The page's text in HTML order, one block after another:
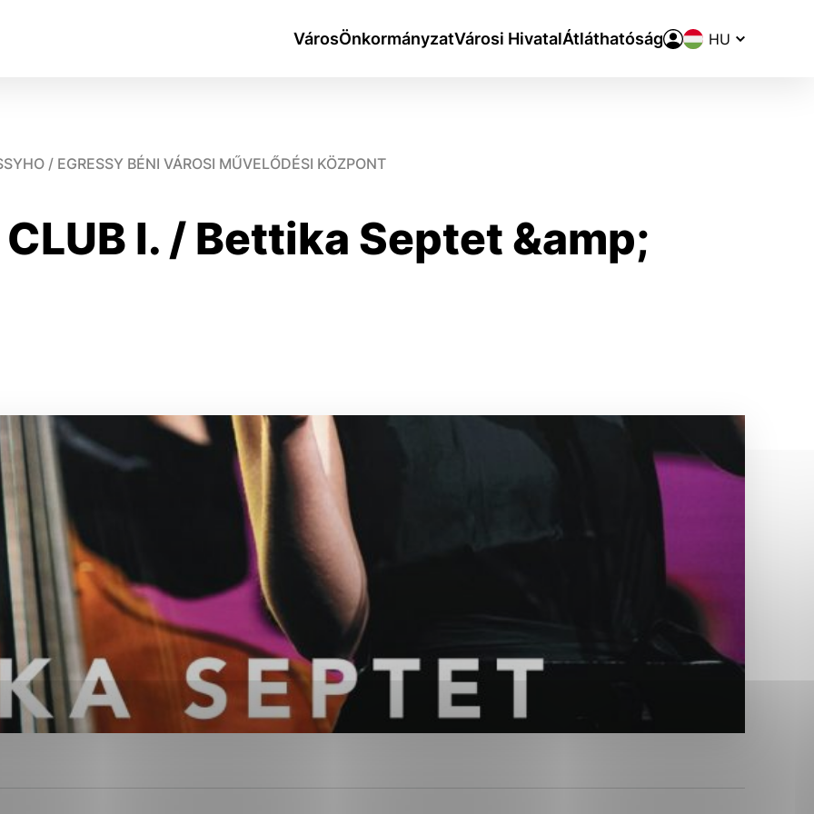
VárosÖnkormányzatVárosi HivatalÁtláthatóság Nyelvváltó
/ EGRESSY BÉNI VÁROSI MŰVELŐDÉSI KÖZPONT
CLUB I. / Bettika Septet &amp;
ktorú chcete povoliť
Analytické cookies
pre prevádzku nevyhnutné a pomáhajú urobiť webové stránky uplatniteľnými tým,
ako je navigácia na stránke a prístup k zabezpečeným oblastiam webovej
cookie nemôže web správne fungovať.
prevádzkovateľovi stránok pochopiť, ako návštevníci stránok stránku používajú,
a ponúknuť im lepšiu skúsenosť. Všetky dáta sa zbierajú anonymne a nie je
osobou.
Povoliť všetko Uložiť nastavenia Viac informácií